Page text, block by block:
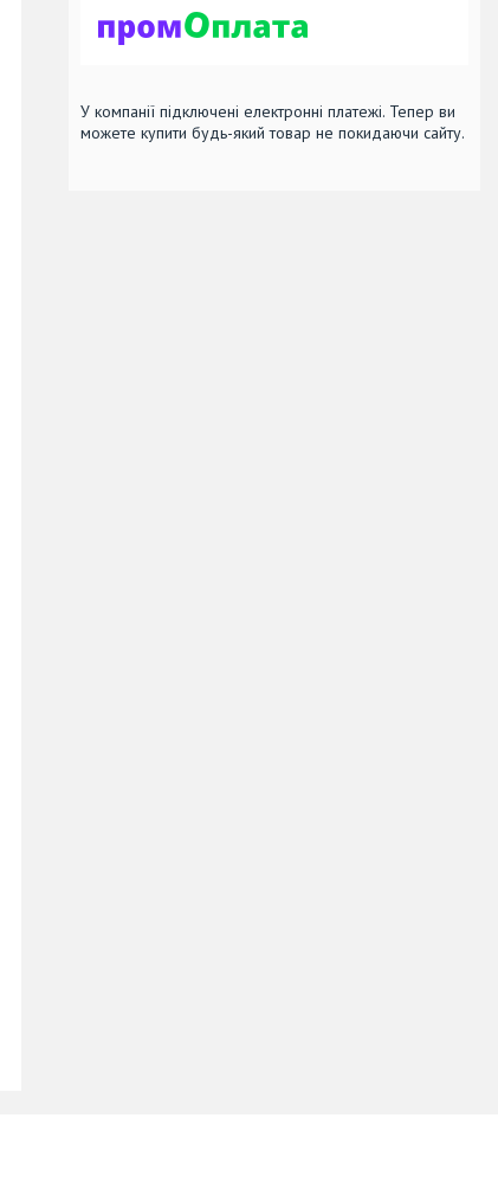
У компанії підключені електронні платежі. Тепер ви
можете купити будь-який товар не покидаючи сайту.